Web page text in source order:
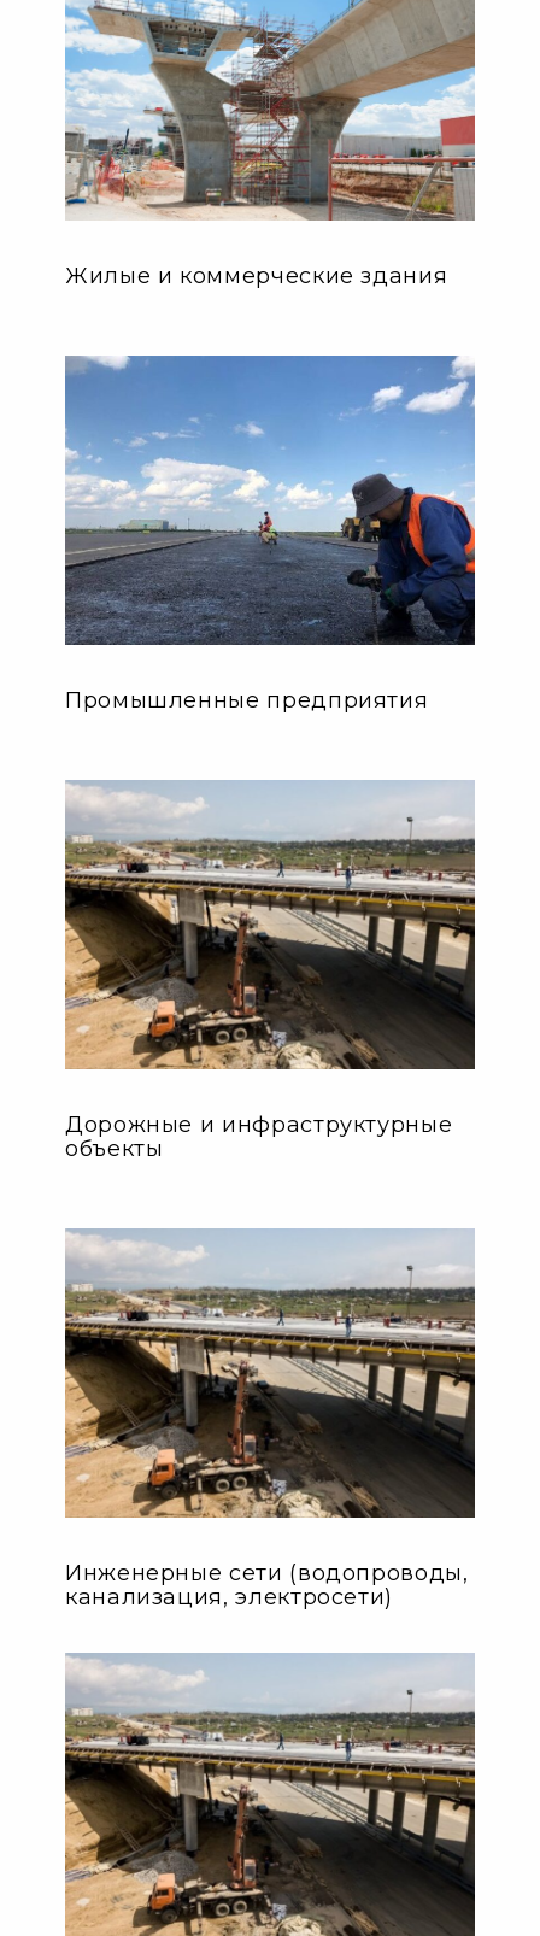
Жилые и коммерческие здания
Промышленные предприятия
Дорожные и инфраструктурные
объекты
Инженерные сети (водопроводы,
канализация, электросети)